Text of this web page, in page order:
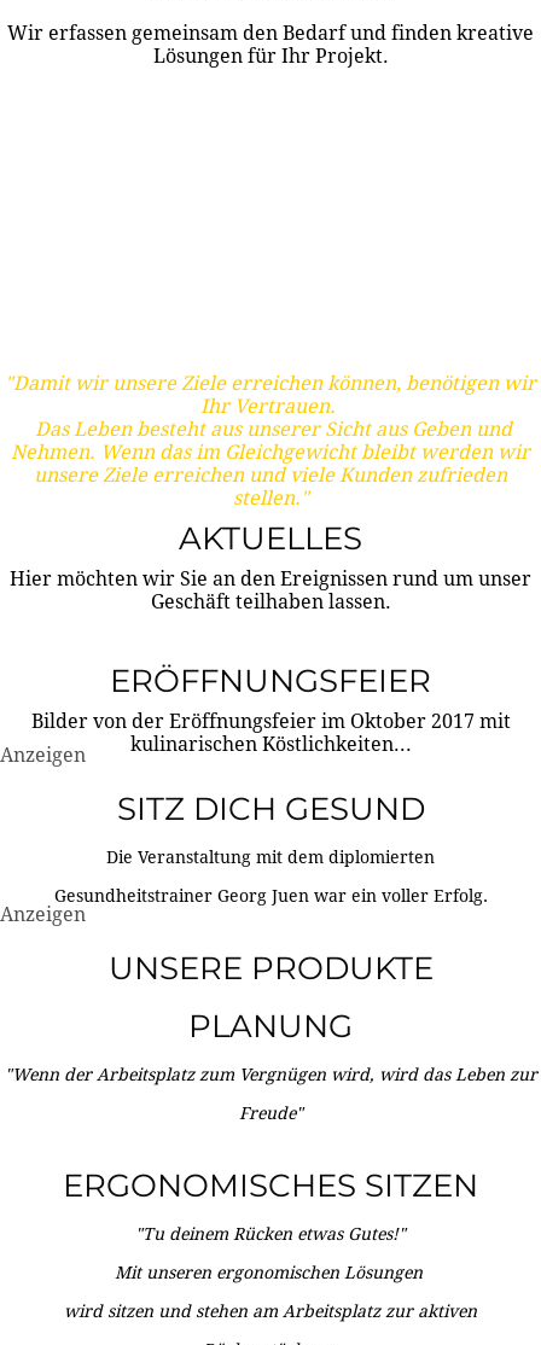
Wir erfassen gemeinsam den Bedarf und finden kreative
Lösungen für Ihr Projekt.
"Damit wir unsere Ziele erreichen können, benötigen wir
Ihr Vertrauen.
Das Leben besteht aus unserer Sicht aus Geben und
Nehmen. Wenn das im Gleichgewicht bleibt werden wir
unsere Ziele erreichen und viele Kunden zufrieden
stellen."
AKTUELLES
Hier möchten wir Sie an den Ereignissen rund um unser
Geschäft teilhaben lassen.
ERÖFFNUNGSFEIER
Bilder von der Eröffnungsfeier im Oktober 2017 mit
kulinarischen Köstlichkeiten...
Anzeigen
SITZ DICH GESUND
Die Veranstaltung mit dem diplomierten
Gesundheitstrainer Georg Juen war ein voller Erfolg.
Anzeigen
UNSERE PRODUKTE
PLANUNG
"Wenn der Arbeitsplatz zum Vergnügen wird, wird das Leben zur
Freude"
ERGONOMISCHES SITZEN
"Tu deinem Rücken etwas Gutes!"
Mit unseren ergonomischen Lösungen
wird sitzen und stehen am Arbeitsplatz zur aktiven